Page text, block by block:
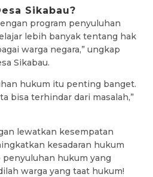
Sikabau?
program penyuluhan
lebih banyak tentang hak
warga negara,” ungkap
Sikabau.
hukum itu penting banget.
bisa terhindar dari masalah,”
lewatkan kesempatan
kesadaran hukum
penyuluhan hukum yang
warga yang taat hukum!